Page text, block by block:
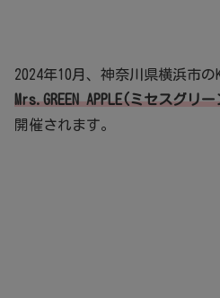
2024年10月、神奈川県横浜市の
Mrs.GREEN APPLE(ミセスグリ
開催されます。